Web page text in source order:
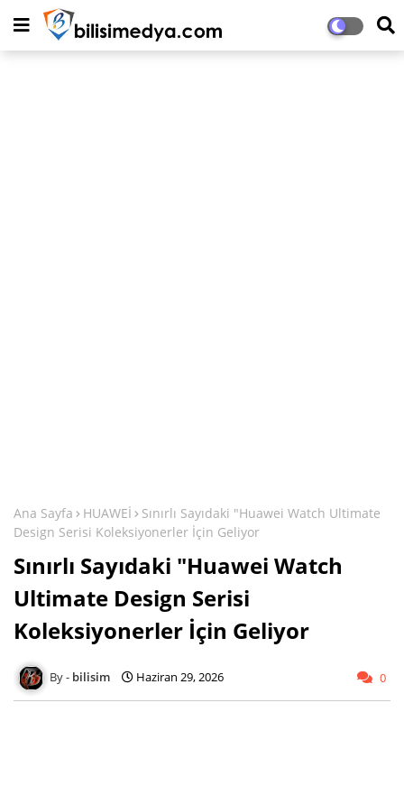
Ana Sayfa HUAWEİ
Sınırlı Sayıdaki "Huawei Watch Ultimate
Design Serisi Koleksiyonerler İçin Geliyor
Sınırlı Sayıdaki "Huawei Watch
Ultimate Design Serisi
Koleksiyonerler İçin Geliyor
bilisim Haziran 29, 2026 0